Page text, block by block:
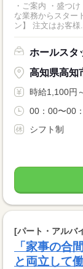
・ご案内 ・盛つ
な業務からスタート！ 【セルフオーダー導入なので接客
ン】 注文はお客様...
ホールスタ
高知県高知
時給1,100円
00：00〜00
シフト制
[パート・アルバ
「家事の合
と両立して